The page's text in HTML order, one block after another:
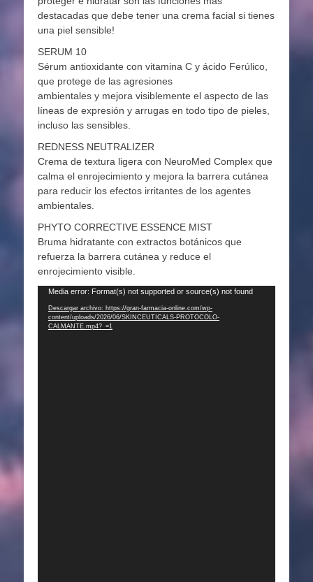
destacadas que debe tener una crema facial si tienes
una piel sensible!
SERUM 10
Sérum antioxidante con vitamina C y ácido Ferúlico,
que protege de las agresiones
ambientales y mejora visiblemente el aspecto de las
líneas de expresión y arrugas en todo tipo de pieles,
incluso las sensibles.
REDNESS NEUTRALIZER
Crema de textura ligera con NeuroMed Complex que
calma el enrojecimiento y mejora la barrera cutánea
para reducir los efectos irritantes de los agentes
ambientales.
PHYTO CORRECTIVE ESSENCE MIST
Bruma hidratante con extractos botánicos que
refuerza la barrera cutánea y reduce el
enrojecimiento visible.
Reproductor
vídeo
Media error: Format(s) not supported or source(s) not found
Descargar archivo: https://gran-farmacia-online.com/wp-
content/uploads/2026/06/SKINCEUTICALS-PROTOCOLO-
CALMANTE.mp4?_=1